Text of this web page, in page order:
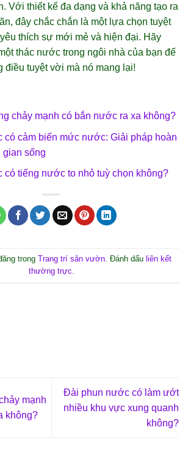
Với thiết kế đa dạng và khả năng tạo ra
đây chắc chắn là một lựa chọn tuyệt
thích sự mới mẻ và hiện đại. Hãy
thác nước trong ngôi nhà của bạn để
điều tuyệt vời mà nó mang lại!
chảy mạnh có bắn nước ra xa không?
cảm biến mức nước: Giải pháp hoàn
gian sống
tiếng nước to nhỏ tuỳ chọn không?
trong Trang trí sân vườn. Đánh dấu liên kết
thường trực
mạnh
không?
Đài phun nước có làm ướt
nhiều khu vực xung quanh
không?